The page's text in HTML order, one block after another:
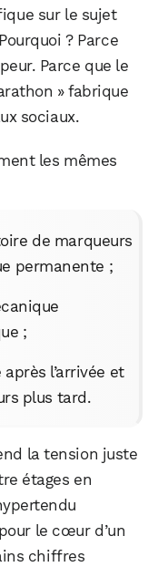
sur le sujet
? Parce
Parce que le
» fabrique
sociaux.
les mêmes
de marqueurs
permanente ;
;
l’arrivée et
plus tard.
la tension juste
étages en
le cœur d’un
chiffres